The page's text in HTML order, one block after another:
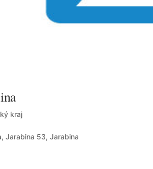
kraj
Jarabina 53, Jarabina